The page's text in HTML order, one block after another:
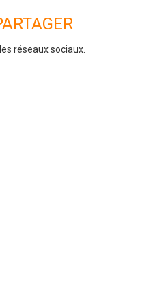
réseaux sociaux.